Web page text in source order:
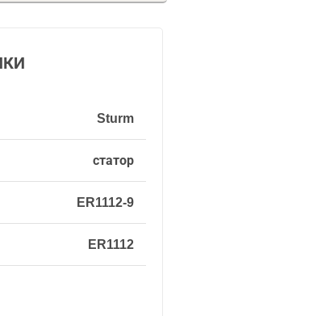
Sturm
статор
ER1112-9
ER1112